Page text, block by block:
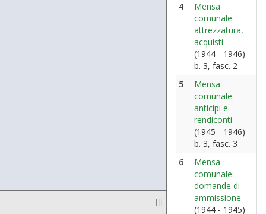
|||
4
Mensa
comunale:
attrezzatura,
acquisti
(1944 - 1946)
b. 3, fasc. 2
5
Mensa
comunale:
anticipi e
rendiconti
(1945 - 1946)
b. 3, fasc. 3
6
Mensa
comunale:
domande di
ammissione
(1944 - 1945)